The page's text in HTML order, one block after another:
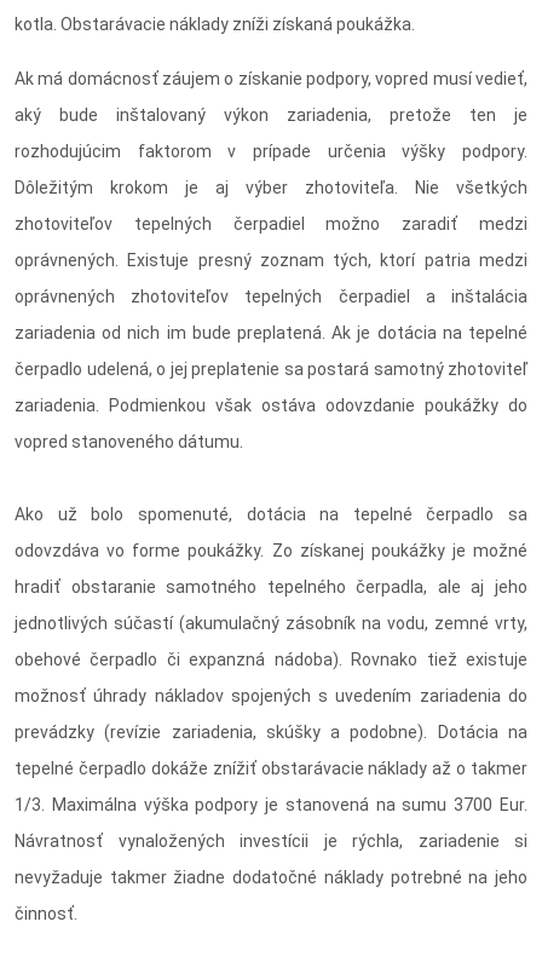
kotla. Obstarávacie náklady zníži získaná poukážka.
Ak má domácnosť záujem o získanie podpory, vopred musí vedieť,
aký bude inštalovaný výkon zariadenia, pretože ten je
rozhodujúcim faktorom v prípade určenia výšky podpory.
Dôležitým krokom je aj výber zhotoviteľa. Nie všetkých
zhotoviteľov tepelných čerpadiel možno zaradiť medzi
oprávnených. Existuje presný zoznam tých, ktorí patria medzi
oprávnených zhotoviteľov tepelných čerpadiel a inštalácia
zariadenia od nich im bude preplatená. Ak je dotácia na tepelné
čerpadlo udelená, o jej preplatenie sa postará samotný zhotoviteľ
zariadenia. Podmienkou však ostáva odovzdanie poukážky do
vopred stanoveného dátumu.
Ako už bolo spomenuté, dotácia na tepelné čerpadlo sa
odovzdáva vo forme poukážky. Zo získanej poukážky je možné
hradiť obstaranie samotného tepelného čerpadla, ale aj jeho
jednotlivých súčastí (akumulačný zásobník na vodu, zemné vrty,
obehové čerpadlo či expanzná nádoba). Rovnako tiež existuje
možnosť úhrady nákladov spojených s uvedením zariadenia do
prevádzky (revízie zariadenia, skúšky a podobne). Dotácia na
tepelné čerpadlo dokáže znížiť obstarávacie náklady až o takmer
1/3. Maximálna výška podpory je stanovená na sumu 3700 Eur.
Návratnosť vynaložených investícii je rýchla, zariadenie si
nevyžaduje takmer žiadne dodatočné náklady potrebné na jeho
činnosť.